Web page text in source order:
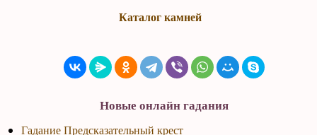
Каталог камней
Новые онлайн гадания
Гадание Предсказательный крест